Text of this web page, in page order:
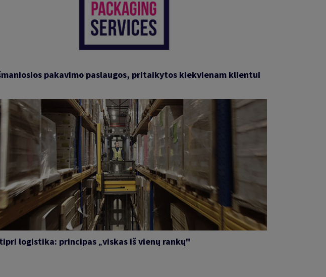
pakavimo paslaugos, pritaikytos kiekvienam klientui
logistika: principas „viskas iš vienų rankų"